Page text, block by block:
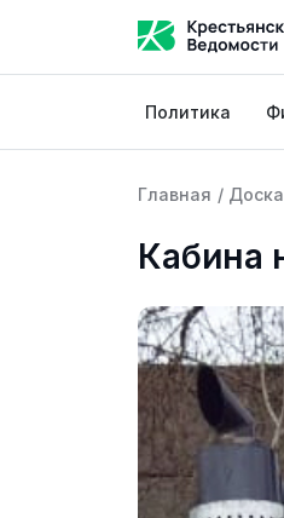
Политика
Главная /
Кабина